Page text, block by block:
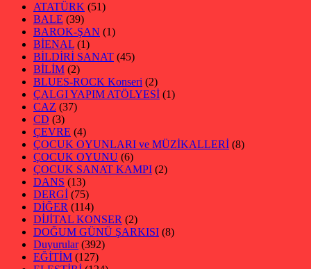
ATATÜRK (51)
BALE (39)
BAROK-ŞAN (1)
BİENAL (1)
BİLDİRİ SANAT (45)
BİLİM (2)
BLUES-ROCK Konseri (2)
ÇALGI YAPIM ATÖLYESİ (1)
CAZ (37)
CD (3)
ÇEVRE (4)
ÇOCUK OYUNLARI ve MÜZİKALLERİ (8)
ÇOCUK OYUNU (6)
ÇOCUK SANAT KAMPI (2)
DANS (13)
DERGİ (75)
DİĞER (114)
DİJİTAL KONSER (2)
DOĞUM GÜNÜ ŞARKISI (8)
Duyurular(392)
EĞİTİM (127)